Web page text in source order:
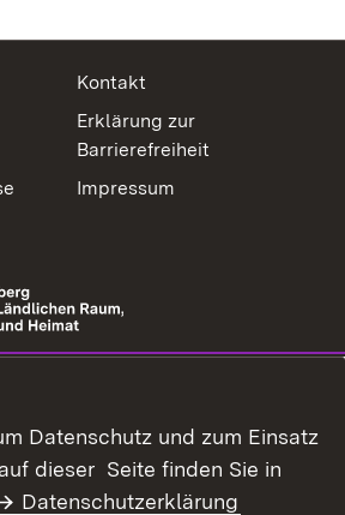
Kontakt
Erklärung zur
Barrierefreiheit
Impressum
Datenschutz und zum Einsatz
dieser Seite finden Sie in
Datenschutzerklärung